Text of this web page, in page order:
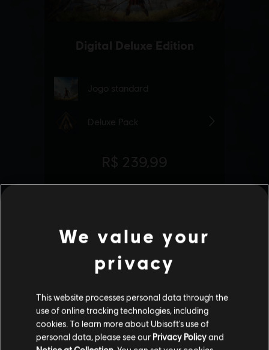
We value your
privacy
This website processes personal data through the
use of online tracking technologies, including
cookies. To learn more about Ubisoft's use of
personal data, please see our Privacy Policyand